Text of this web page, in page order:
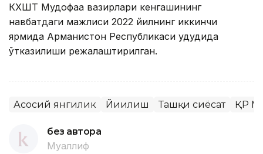
КХШТ Мудофаа вазирлари кенгашининг
навбатдаги мажлиси 2022 йилнинг иккинчи
ярмида Арманистон Республикаси ҳудудида
ўтказилиши режалаштирилган.
Асосий янгилик Йиғилиш Ташқи сиёсат ҚР
без автора
Муаллиф